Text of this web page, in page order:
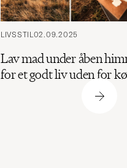
LIVSSTIL 02.09.2025
Lav mad under åben
for et godt liv uden for